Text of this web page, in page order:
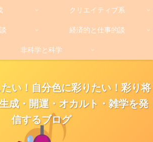
い！自分色に彩りたい！彩り将
成・開運・オカルト・雑学を発
信するブログ
クリエイティブ系
経済的と仕事的談
非科学と科学